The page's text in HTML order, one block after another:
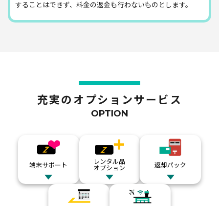
300MB 500MB 1GB 無制限
580円 610円 960円 1,120円
ジャージー島
500MB 1GB
300MB 500MB 1GB 無制限
490円 530円 860 円 1,120円
することはできず、料金の返金も行わないものとします。
充実のオプションサービス
OPTION
端末サポート
レンタル品
オプション
返却パック